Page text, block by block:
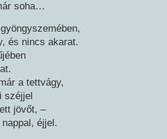
soha…
és nincs akarat.
a tettvágy,
széjjel
jövőt, –
éjjel.